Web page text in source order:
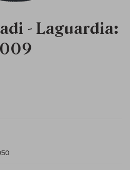
- Laguardia: